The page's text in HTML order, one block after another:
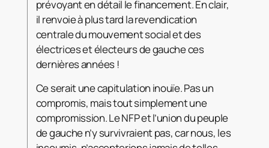
prévoyant en détail le financement. En clair,
il renvoie à plus tard la revendication
centrale du mouvement social et des
électrices et électeurs de gauche ces
dernières années !
Ce serait une capitulation inouïe. Pas un
compromis, mais tout simplement une
compromission. Le NFP et l’union du peuple
de gauche n’y survivraient pas, car nous, les